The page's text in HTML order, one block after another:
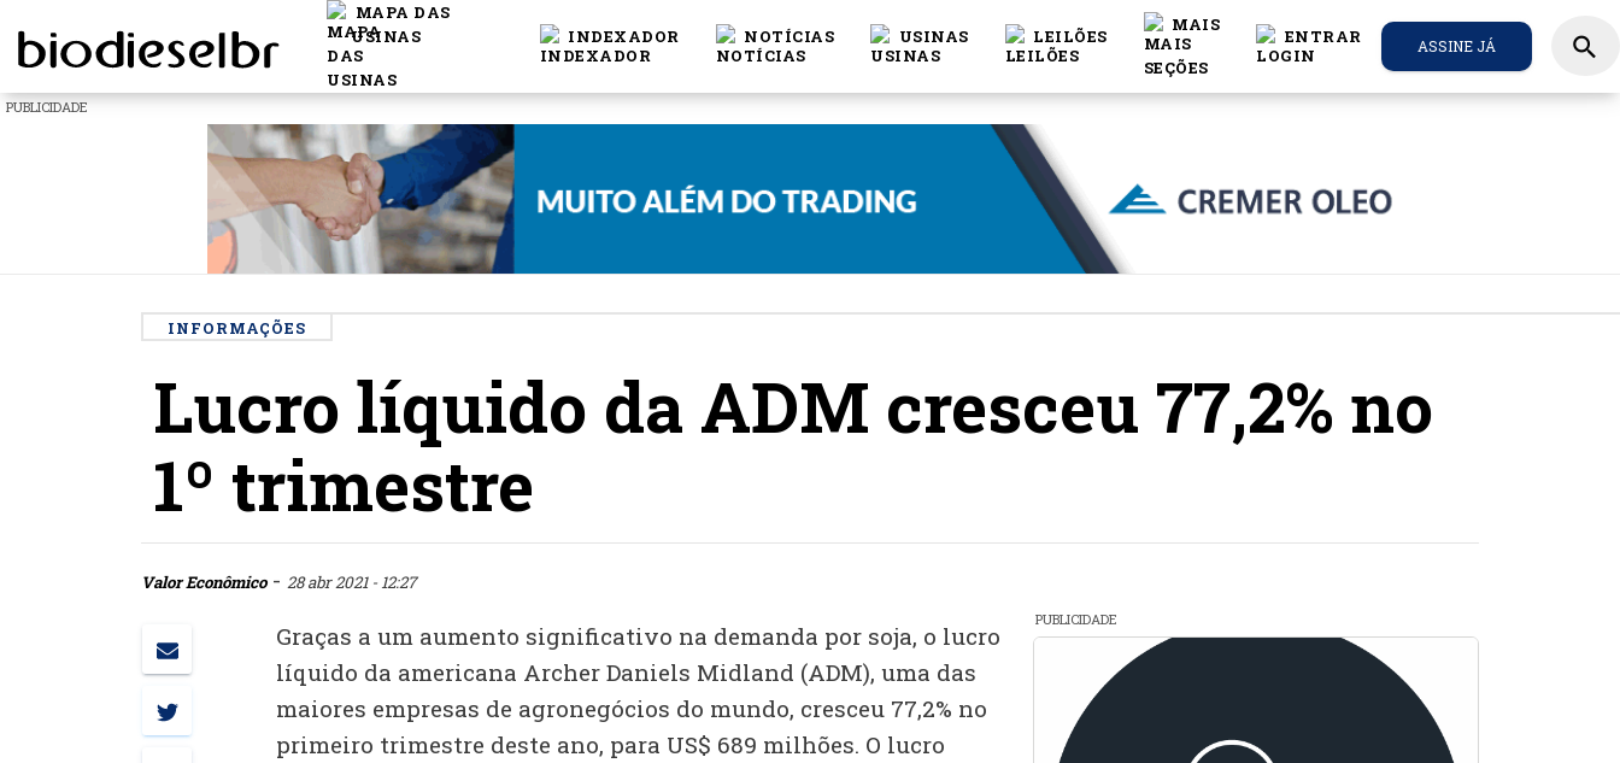
MAPA DAS
USINAS
INDEXADOR NOTÍCIAS USINAS LEILÕES
MAIS
ENTRAR ASSINE JÁ search
PUBLICIDADE
INFORMAÇÕES
Lucro líquido da ADM cresceu 77,2% no
1º trimestre
Valor Econômico- 28 abr 2021 - 12:27
Graças a um aumento significativo na demanda por soja, o lucro
líquido da americana Archer Daniels Midland (ADM), uma das
maiores empresas de agronegócios do mundo, cresceu 77,2% no
primeiro trimestre deste ano, para US$ 689 milhões. O lucro
PUBLICIDADE